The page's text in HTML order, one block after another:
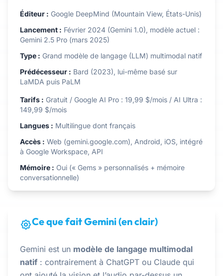
Éditeur : Google DeepMind (Mountain View, États-Unis)
Lancement : Février 2024 (Gemini 1.0), modèle actuel :
Gemini 2.5 Pro (mars 2025)
Type : Grand modèle de langage (LLM) multimodal natif
Prédécesseur : Bard (2023), lui-même basé sur
LaMDA puis PaLM
Tarifs : Gratuit / Google AI Pro : 19,99 $/mois / AI Ultra :
149,99 $/mois
Langues : Multilingue dont français
Accès : Web (gemini.google.com), Android, iOS, intégré
à Google Workspace, API
Mémoire : Oui (« Gems » personnalisés + mémoire
conversationnelle)
Ce que fait Gemini (en clair)
Gemini est un modèle de langage multimodal
natif : contrairement à ChatGPT ou Claude qui